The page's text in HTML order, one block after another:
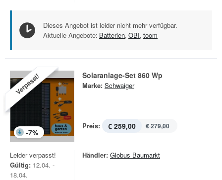
Dieses Angebot ist leider nicht mehr verfügbar.
Aktuelle Angebote: Batterien, OBI, toom
Verpasst!
-7%
Solaranlage-Set 860 Wp
Marke: Schwaiger
Preis: € 259,00 € 279,00
Leider verpasst!
Gültig: 12.04. -
18.04.
Händler: Globus Baumarkt